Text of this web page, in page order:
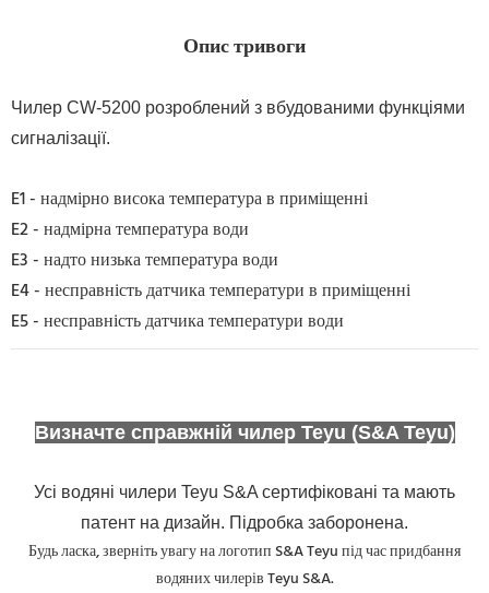
Опис тривоги
Чилер CW-5200 розроблений з вбудованими функціями
сигналізації.
E1 - надмірно висока температура в приміщенні
E2 - надмірна температура води
E3 - надто низька температура води
E4 - несправність датчика температури в приміщенні
E5 - несправність датчика температури води
Визначте справжній чилер Teyu (S&A Teyu)
Усі водяні чилери Teyu S&A сертифіковані та мають
патент на дизайн. Підробка заборонена.
Будь ласка, зверніть увагу на логотип S&A Teyu під час придбання
водяних чилерів Teyu S&A.